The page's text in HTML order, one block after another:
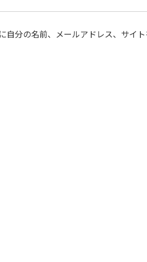
分の名前、メールアドレス、サイト